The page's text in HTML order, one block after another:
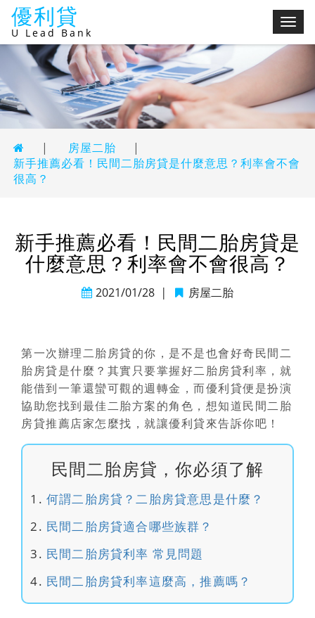
切
優利貸
U Lead Bank
| 房屋二胎
|
新手推薦必看！民間二胎房貸是什麼意思？利率會不會
很高？
新手推薦必看！民間二胎房貸是
什麼意思？利率會不會很高？
2021/01/28 | 房屋二胎
第一次辦理二胎房貸的你，是不是也會好奇民間二
胎房貸是什麼 ？其實只要掌握好二胎房貸利率，就
能借到一筆還蠻可觀的週轉金，而優利貸便是扮演
協助您找到最佳二胎方案的角色，想知道民間二胎
房貸推薦店家怎麼找，就讓優利貸來告訴你吧！
民間二胎房貸，你必須了解
何謂二胎房貸？二胎房貸意思是什麼？
民間二胎房貸適合哪些族群？
民間二胎房貸利率 常見問題
民間二胎房貸利率這麼高，推薦嗎？